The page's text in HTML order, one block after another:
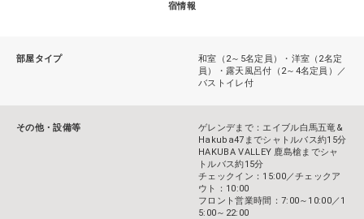
宿情報
部屋タイプ
和室（2～5名定員）・洋室（2名定
員）・露天風呂付（2～4名定員）／
バストイレ付
その他・設備等
ゲレンデまで：エイブル白馬五竜&
Hakuba47までシャトルバス約15分
HAKUBA VALLEY 鹿島槍までシャ
トルバス約15分
チェックイン：15:00／チェックア
ウト：10:00
フロント営業時間：7:00～10:00／1
5:00～22:00